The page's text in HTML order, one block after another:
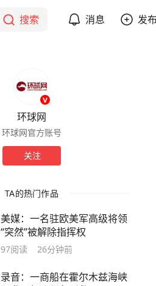
搜索 消息 发布
环球网
环球网官方账号
关注
TA的热门作品
美媒：一名驻欧美军高级将领
“突然”被解除指挥权
97阅读 26分钟前
录音：一商船在霍尔木兹海峡